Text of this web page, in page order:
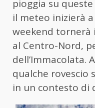
pioggia su queste
il meteo inizierà
weekend tornerà
al Centro-Nord,
dell’Immacolata.
qualche rovescio
in un contesto di